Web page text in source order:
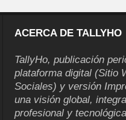
ACERCA DE TALLYHO
TallyHo, publicación
plataforma digital (Sitio
Sociales) y versión
una visión global,
profesional y